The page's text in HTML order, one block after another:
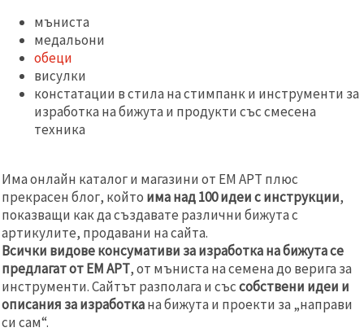
мъниста
медальони
обеци
висулки
констатации в стила на стимпанк и инструменти за
изработка на бижута и продукти със смесена
техника
Има онлайн каталог и магазини от ЕМ АРТ плюс
прекрасен блог, който има над 100 идеи с инструкции,
показващи как да създавате различни бижута с
артикулите, продавани на сайта.
Всички видове консумативи за изработка на бижута се
предлагат от ЕМ АРТ, от мъниста на семена до верига за
инструменти. Сайтът разполага и съссобствени идеи и
описания за изработкана бижута и проекти за „направи
си сам“.